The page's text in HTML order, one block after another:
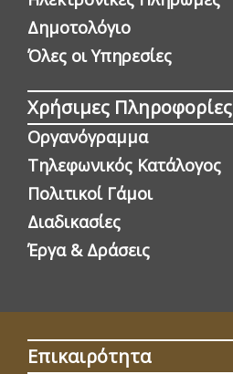
Δημοτολόγιο
Όλες οι Yπηρεσίες
Χρήσιμες Πληροφορίες
Οργανόγραμμα
Τηλεφωνικός Κατάλογος
Πολιτικοί Γάμοι
Διαδικασίες
Έργα & Δράσεις
Επικαιρότητα